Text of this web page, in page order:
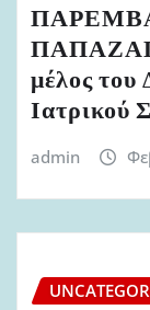
μέλος
Ιατρικού
admin